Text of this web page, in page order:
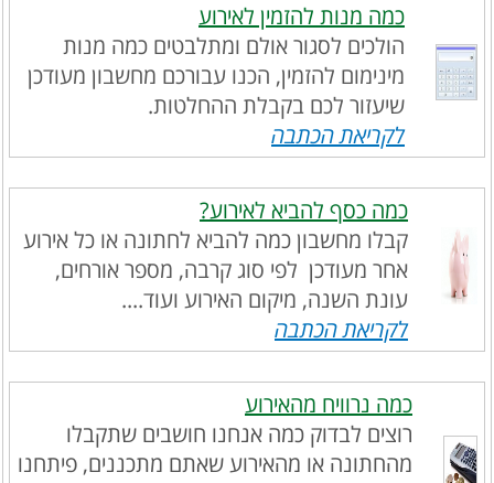
כמה מנות להזמין לאירוע
הולכים לסגור אולם ומתלבטים כמה מנות
מינימום להזמין, הכנו עבורכם מחשבון מעודכן
שיעזור לכם בקבלת ההחלטות.
לקריאת הכתבה
כמה כסף להביא לאירוע?
קבלו מחשבון כמה להביא לחתונה או כל אירוע
אחר מעודכן לפי סוג קרבה, מספר אורחים,
עונת השנה, מיקום האירוע ועוד....
לקריאת הכתבה
כמה נרוויח מהאירוע
רוצים לבדוק כמה אנחנו חושבים שתקבלו
מהחתונה או מהאירוע שאתם מתכננים, פיתחנו